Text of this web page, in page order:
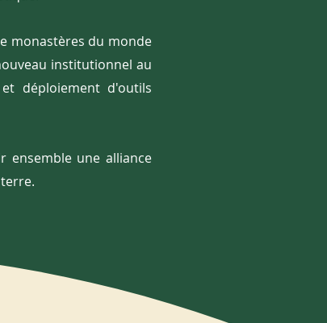
monastères du monde
institutionnel au
déploiement d'outils
ensemble une alliance